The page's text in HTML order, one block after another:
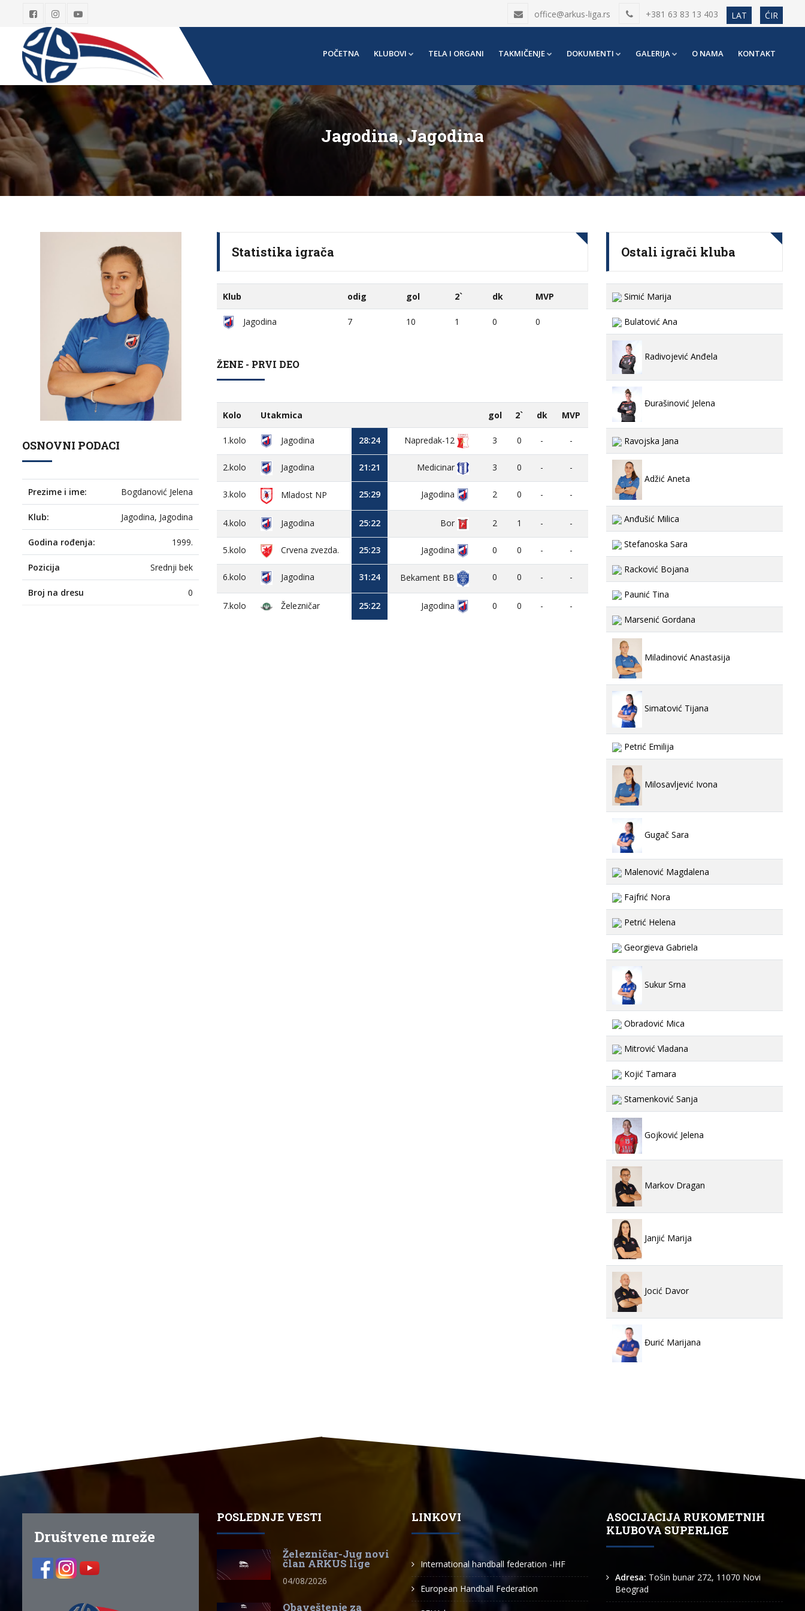
office@arkus-liga.rs +381 63 83 13 403 LAT ĆIR
POČETNA KLUBOVI TELA I ORGANI TAKMIČENJE DOKUMENTI GALERIJA O NAMA KONTAKT
Jagodina, Jagodina
OSNOVNI PODACI
Prezime i ime: Bogdanović Jelena
Klub: Jagodina, Jagodina
Godina rođenja: 1999.
Pozicija Srednji bek
Broj na dresu 0
Statistika igrača
Klub odig gol 2` dk MVP
Jagodina 7 10 1 0 0
ŽENE - PRVI DEO
Kolo Utakmica gol 2` dk MVP
1.kolo Jagodina 28:24 Napredak-12 3 0 - -
2.kolo Jagodina 21:21 Medicinar 3 0 - -
3.kolo Mladost NP 25:29 Jagodina 2 0 - -
4.kolo Jagodina 25:22 Bor 2 1 - -
5.kolo Crvena zvezda. 25:23 Jagodina 0 0 - -
6.kolo Jagodina 31:24 Bekament BB 0 0 - -
7.kolo Železničar 25:22 Jagodina 0 0 - -
Ostali igrači kluba
Simić Marija
Bulatović Ana
Radivojević Anđela
Đurašinović Jelena
Ravojska Jana
Adžić Aneta
Anđušić Milica
Stefanoska Sara
Racković Bojana
Paunić Tina
Marsenić Gordana
Miladinović Anastasija
Simatović Tijana
Petrić Emilija
Milosavljević Ivona
Gugač Sara
Malenović Magdalena
Fajfrić Nora
Petrić Helena
Georgieva Gabriela
Sukur Srna
Obradović Mica
Mitrović Vladana
Kojić Tamara
Stamenković Sanja
Gojković Jelena
Markov Dragan
Janjić Marija
Jocić Davor
Đurić Marijana
Društvene mreže
POSLEDNJE VESTI
Železničar-Jug novi
član ARKUS lige
04/08/2026
Obaveštenje za
LINKOVI
International handball federation -IHF
European Handball Federation
ASOCIJACIJA RUKOMETNIH
KLUBOVA SUPERLIGE
Adresa: Tošin bunar 272, 11070 Novi
Beograd